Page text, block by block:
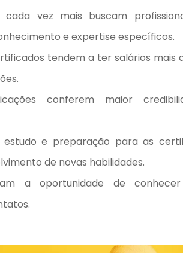
vez mais buscam
e expertise específicos.
tendem a ter salários mais
conferem maior
e preparação para as
de novas habilidades.
a oportunidade de